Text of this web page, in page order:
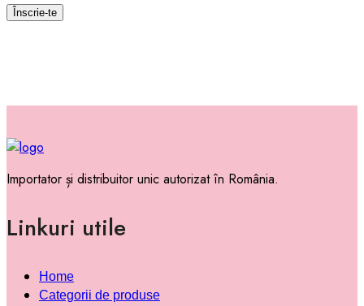
Importator și distribuitor unic autorizat în România.
Linkuri utile
Home
Categorii de produse